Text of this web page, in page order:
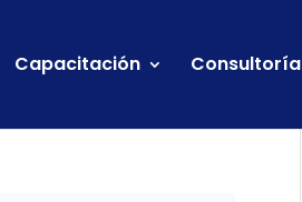
Capacitación Consultoría